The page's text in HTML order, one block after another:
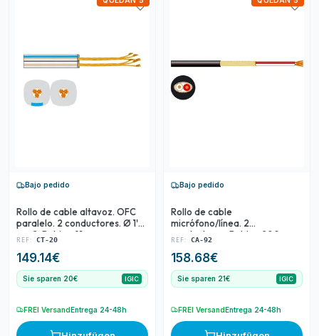
Bajo pedido
Rollo de cable altavoz. OFC
paralelo. 2 conductores. Ø 1'5
mm2. Bobina 91 m.
REF: CT-20
149.14€
Sie sparen 20€ IGIC
FREI VersandEntrega 24-48h
Bajo pedido
Rollo de cable
micrófono/línea. 2
conductores. Bobina 200 m.
REF: CA-92
158.68€
Sie sparen 21€ IGIC
FREI VersandEntrega 24-48h